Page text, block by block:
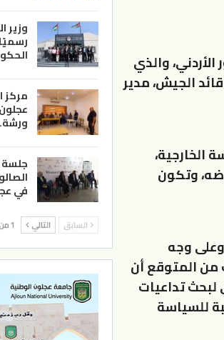
الماده (122) من الدستور الأردني، والذي
قائد الجيش، مدير
الخارجية،
وتكون
وجه
(40) من الدستور، حيث من المتوقع أن
تداعيات
للسياسة
وزير
مركز
جلسة
في
السابق التالي 1 من 629